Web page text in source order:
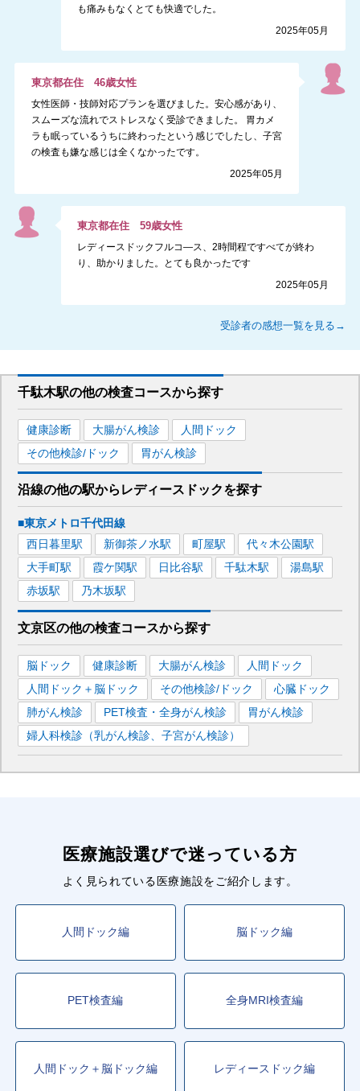
も痛みもなくとても快適でした。
2025年05月
東京都在住 46歳女性
女性医師・技師対応プランを選びました。安心感があり、
スムーズな流れでストレスなく受診できました。 胃カメ
ラも眠っているうちに終わったという感じでしたし、子宮
の検査も嫌な感じは全くなかったです。
2025年05月
東京都在住59歳女性
レディースドックフルコ―ス、2時間程ですべてが終わ
り、助かりました。とても良かったです
2025年05月
受診者の感想一覧を見る→
千駄木駅の他の検査コースから探す
健康診断 大腸がん検診
人間ドック
その他検診/ドック
胃がん検診
沿線の他の駅から レディースドックを探す
■東京メトロ千代田線
西日暮里駅 新御茶ノ水駅 町屋駅 代々木公園駅
大手町駅 霞ケ関駅 日比谷駅 千駄木駅 湯島駅
赤坂駅 乃木坂駅
文京区の他の検査コースから探す
脳ドック 健康診断 大腸がん検診
人間ドック
人間ドック＋脳ドック
その他検診/ドック
心臓ドック
肺がん検診
PET検査・全身がん検診
胃がん検診
婦人科検診（乳がん検診、子宮がん検診）
医療施設選びで迷っている方
よく見られている医療施設をご紹介します。
人間ドック編 脳ドック編
PET検査編 全身MRI検査編
人間ドック＋脳ドック編 レディースドック編